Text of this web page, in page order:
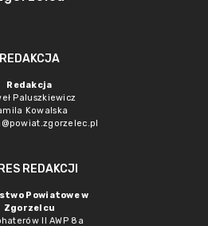
REDAKCJA
Redakcja
Paluszkiewicz
Kowalska
REDAKCJI
Powiatowe w
Zgorzelcu
II AWP 8a